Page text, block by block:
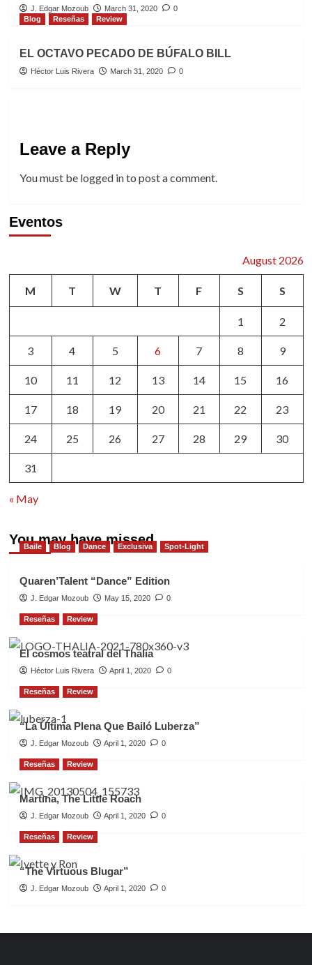
J. Edgar Mozoub March 31, 2020
0
Blog
Reseñas Review
EL OCTAVO PECADO DE BÚFALO BILL
Héctor Luis Rivera March 31, 2020 0
Leave a Reply
You must be logged into post a comment.
Eventos
August 2026
M T W T F S S
1 2
3 4 5 6 7 8 9
10 11 12 13 14 15 16
17 18 19 20 21 22 23
24 25 26 27 28 29 30
31
« May
You may have missed
Baile Blog Dance Exclusiva Spot-Light
Quaren’Talent “Dance” Edition
J. Edgar Mozoub May 15, 2020 0
Reseñas Review
El cosmos teatral del Thalia
Héctor Luis Rivera April 1, 2020 0
Reseñas Review
“La Última Plena Que Bailó Luberza”
J. Edgar Mozoub April 1, 2020 0
Reseñas Review
Martina, The Little Roach
J. Edgar Mozoub April 1, 2020 0
Reseñas Review
“The Virtuous Blugar”
J. Edgar Mozoub April 1, 2020 0